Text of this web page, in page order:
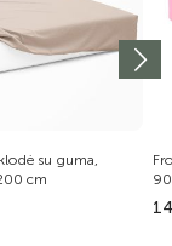
su guma,
cm